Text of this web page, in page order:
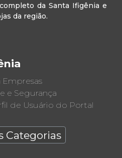
da Santa Ifigênia e
da região.
Empresas
e Segurança
de Usuário do Portal
Categorias